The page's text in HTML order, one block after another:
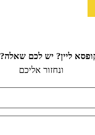
ליין? יש לכם שאלה?
ונחזור אליכם